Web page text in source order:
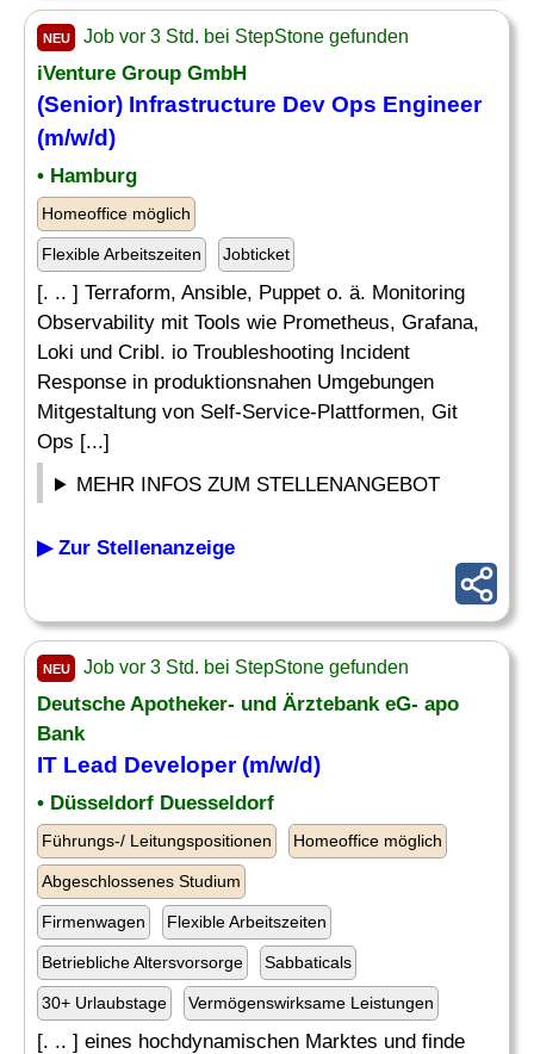
NEU Job vor 3 Std. bei StepStone gefunden
iVenture Group GmbH
(Senior) Infrastructure Dev Ops Engineer
(m/w/d)
• Hamburg
Homeoffice möglich
Flexible Arbeitszeiten Jobticket
[. .. ] Terraform, Ansible, Puppet o. ä. Monitoring
Observability mit Tools wie Prometheus, Grafana,
Loki und Cribl. io Troubleshooting Incident
Response in produktionsnahen Umgebungen
Mitgestaltung von Self-Service-Plattformen, Git
Ops [...]
MEHR INFOS ZUM STELLENANGEBOT
▶ Zur Stellenanzeige
NEU Job vor 3 Std. bei StepStone gefunden
Deutsche Apotheker- und Ärztebank eG- apo
Bank
IT Lead Developer(m/w/d)
• Düsseldorf Duesseldorf
Führungs-/ Leitungspositionen Homeoffice möglich
Abgeschlossenes Studium
Firmenwagen Flexible Arbeitszeiten
Betriebliche Altersvorsorge Sabbaticals
30+ Urlaubstage Vermögenswirksame Leistungen
[. .. ] eines hochdynamischen Marktes und finde